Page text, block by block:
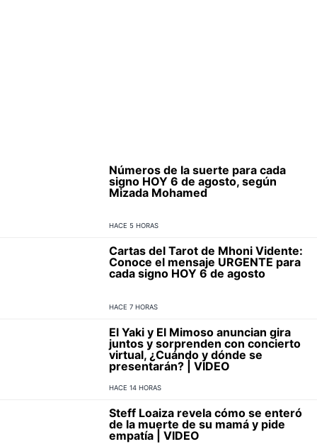
Números de la suerte para cada
signo HOY 6 de agosto, según
Mizada Mohamed
HACE 5 HORAS
Cartas del Tarot de Mhoni Vidente:
Conoce el mensaje URGENTE para
cada signo HOY 6 de agosto
HACE 7 HORAS
El Yaki y El Mimoso anuncian gira
juntos y sorprenden con concierto
virtual, ¿Cuándo y dónde se
presentarán? | VIDEO
HACE 14 HORAS
Steff Loaiza revela cómo se enteró
de la muerte de su mamá y pide
empatía | VIDEO